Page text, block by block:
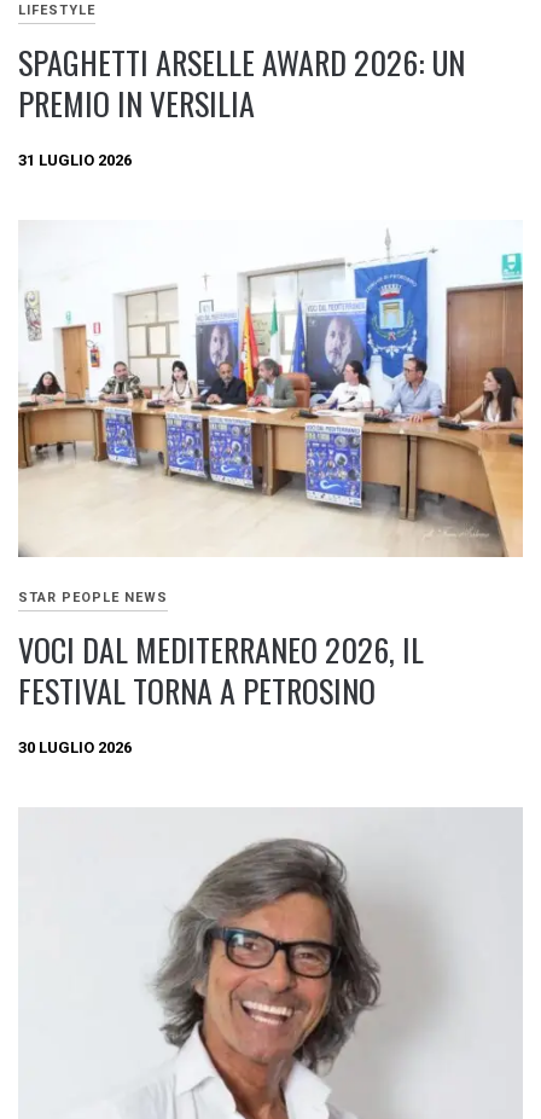
LIFESTYLE
SPAGHETTI ARSELLE AWARD 2026: UN
PREMIO IN VERSILIA
31 LUGLIO 2026
STAR PEOPLE NEWS
VOCI DAL MEDITERRANEO 2026, IL
FESTIVAL TORNA A PETROSINO
30 LUGLIO 2026